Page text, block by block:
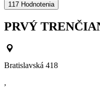
117 Hodnotenia
PRVÝ
Bratislavská 418
,